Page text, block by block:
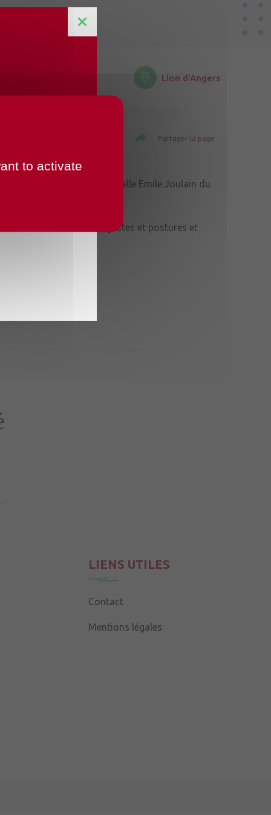
Lion d'Angers
Partager la page
Mars de 9h15 à 12h à la salle Emile Joulain du
réflexologie, pilates, gestes et postures et
LIENS UTILES
Contact
Mentions légales
to activate